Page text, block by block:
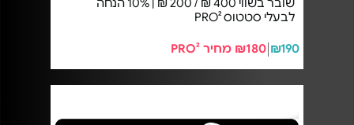
שובר בשווי 400 ₪ / 200 ₪ | 10% הנחה
לבעלי סטטוס PRO²
₪190 ₪180 מחיר PRO²